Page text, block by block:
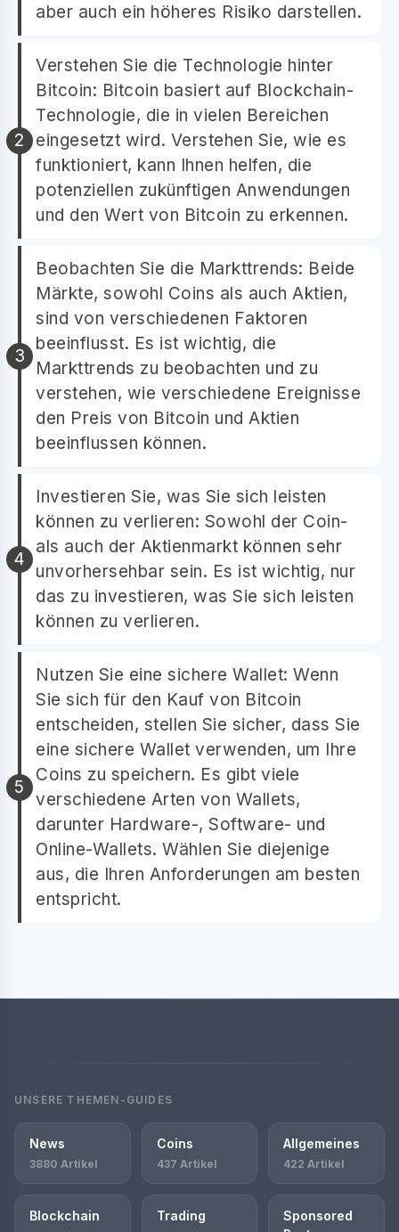
aber auch ein höheres Risiko darstellen.
Verstehen Sie die Technologie hinter
Bitcoin: Bitcoin basiert auf Blockchain-
Technologie, die in vielen Bereichen
eingesetzt wird. Verstehen Sie, wie es
funktioniert, kann Ihnen helfen, die
potenziellen zukünftigen Anwendungen
und den Wert von Bitcoin zu erkennen.
Beobachten Sie die Markttrends: Beide
Märkte, sowohl Coins als auch Aktien,
sind von verschiedenen Faktoren
beeinflusst. Es ist wichtig, die
Markttrends zu beobachten und zu
verstehen, wie verschiedene Ereignisse
den Preis von Bitcoin und Aktien
beeinflussen können.
Investieren Sie, was Sie sich leisten
können zu verlieren: Sowohl der Coin-
als auch der Aktienmarkt können sehr
unvorhersehbar sein. Es ist wichtig, nur
das zu investieren, was Sie sich leisten
können zu verlieren.
Nutzen Sie eine sichere Wallet: Wenn
Sie sich für den Kauf von Bitcoin
entscheiden, stellen Sie sicher, dass Sie
eine sichere Wallet verwenden, um Ihre
Coins zu speichern. Es gibt viele
verschiedene Arten von Wallets,
darunter Hardware-, Software- und
Online-Wallets. Wählen Sie diejenige
aus, die Ihren Anforderungen am besten
entspricht.
UNSERE THEMEN-GUIDES
News
3880 Artikel
Coins
437 Artikel
Allgemeines
422 Artikel
Blockchain Trading
Sponsored